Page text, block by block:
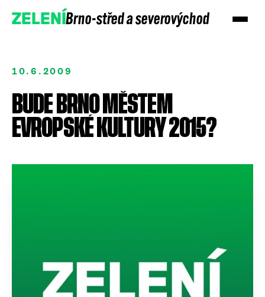
ZELENÍBrno-střed a severovýchod
10.6.2009
BUDE BRNO MĚSTEM
EVROPSKÉ KULTURY 2015?